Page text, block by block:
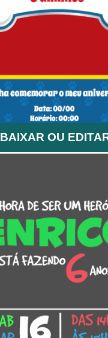
BAIXAR OU